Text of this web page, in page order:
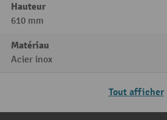
Hauteur
610 mm
Matériau
Acier inox
Tout afficher